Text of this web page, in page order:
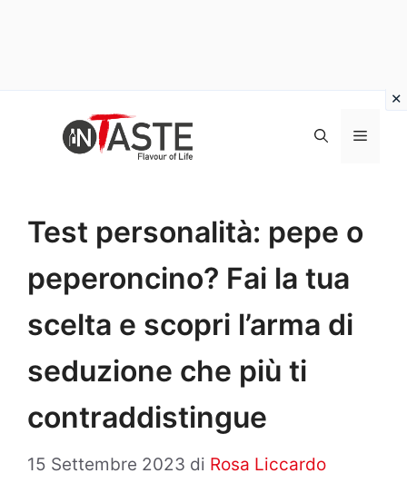
Menu
Test personalità: pepe o
peperoncino? Fai la tua
scelta e scopri l’arma di
seduzione che più ti
contraddistingue
15 Settembre 2023 di Rosa Liccardo